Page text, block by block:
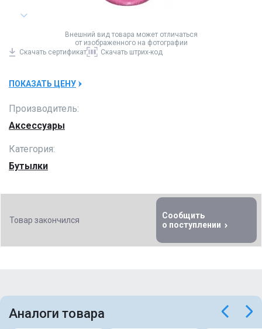
Внешний вид товара может отличаться
от изображенного на фотографии
Скачать сертификат Скачать штрих-код
ПОКАЗАТЬ ЦЕНУ
Производитель:
Аксессуары
Категория:
Бутылки
Товар закончился
Сообщить
о поступлении
Аналоги товара